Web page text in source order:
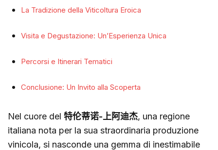
La Tradizione della Viticoltura Eroica
Visita e Degustazione: Un’Esperienza Unica
Percorsi e Itinerari Tematici
Conclusione: Un Invito alla Scoperta
Nel cuore del 特伦蒂诺-上阿迪杰, una regione
italiana nota per la sua straordinaria produzione
vinicola, si nasconde una gemma di inestimabile